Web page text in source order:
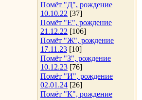
Помёт "Д", рождение
10.10.22 [37]
Помёт "Е", рождение
21.12.22 [106]
Помёт "Ж", рождение
17.11.23 [10]
Помёт "З", рождение
10.12.23 [76]
Помёт "И", рождение
02.01.24 [26]
Помёт "К", рождение